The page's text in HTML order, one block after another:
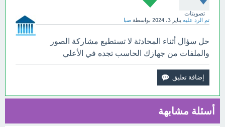
تصويتات
تم الرد عليه يناير 3، 2024 بواسطة صبا
حل سؤال أثناء المحادثة لا تستطيع مشاركة الصور
والملفات من جهازك الحاسب تجده في الأعلي
أسئلة مشابهة